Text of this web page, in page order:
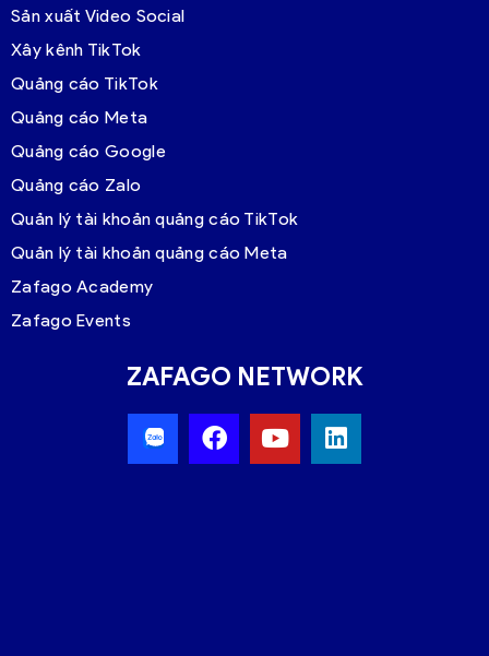
Sản xuất Video Social
Xây kênh TikTok
Quảng cáo TikTok
Quảng cáo Meta
Quảng cáo Google
Quảng cáo Zalo
Quản lý tài khoản quảng cáo TikTok
Quản lý tài khoản quảng cáo Meta
Zafago Academy
Zafago Events
ZAFAGO NETWORK